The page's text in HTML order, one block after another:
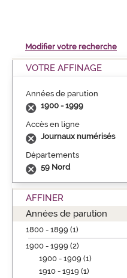
Modifier votre recherche
VOTRE AFFINAGE
Années de parution
1900 - 1999
Accès en ligne
Journaux numérisés
Départements
59 Nord
AFFINER
Années de parution
1800 - 1899 (1)
1900 - 1999 (2)
1900 - 1909 (1)
1910 - 1919 (1)